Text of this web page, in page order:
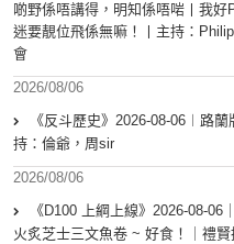
啲野係唔講得，明知係唔啱丨我
迷要靚位飛係無嘛！丨主持：
會
2026/08/06
《反斗歷史》2026-08-06︱路
持：倫爺，周sir
2026/08/06
《D100 上綱上線》2026-08-06
火炙芝士三文魚卷 ~ 好食！｜禮